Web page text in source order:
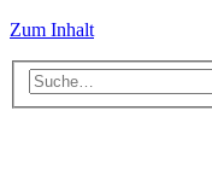
Zum Inhalt